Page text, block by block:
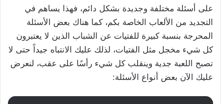
على أسئلة مختلفة وجديدة بشكل دائم، فهذا يساهم في
التجديد من الألعاب الخاصة بكم، كما هناك بعض الأسئلة
المحرجة بنسبة كبيرة للفتيات عن الشباب الذين لا يعتبرون
كل شيء مخجل مثل الفتيات، لذلك عليك الانتباه جيداً حتى لا
تصبح اللعبة جدية وينقلب كل شيء رأسًا على عقب، لنعرض
عليك الآن بعض أنواع الأسئلة: